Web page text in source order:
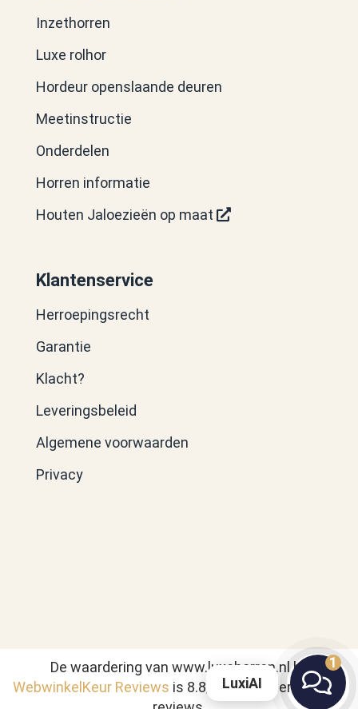
Inzethorren
Luxe rolhor
Hordeur openslaande deuren
Meetinstructie
Onderdelen
Horren informatie
Houten Jaloezieën op maat
Klantenservice
Herroepingsrecht
Garantie
Klacht?
Leveringsbeleid
Algemene voorwaarden
Privacy
De waardering van www.luxehorren.nl bij
WebwinkelKeur Reviews is 8.8/10 gebaseerd op 286
LuxiAI
1